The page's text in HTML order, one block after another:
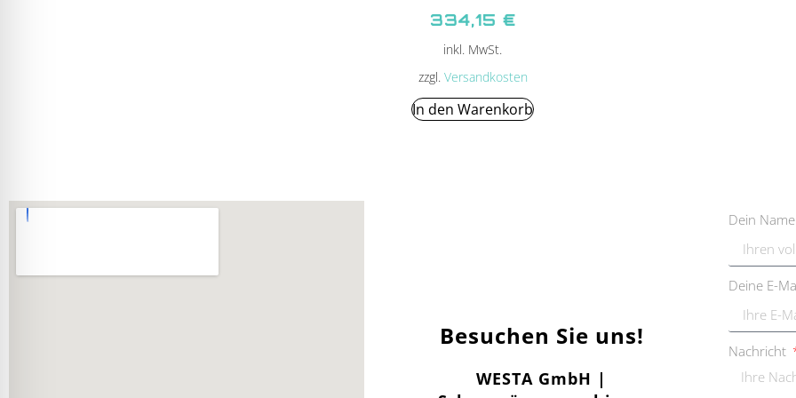
334,15 €
inkl. MwSt.
zzgl. Versandkosten
In den Warenkorb
Besuchen Sie uns!
WESTA GmbH |
Dein
Deine E-
Nachricht